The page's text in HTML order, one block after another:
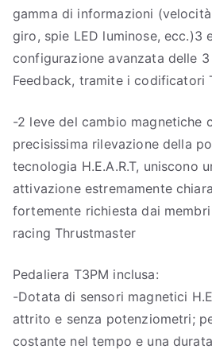
gamma di informazioni
giro, spie LED luminose, ecc.)3
configurazione avanzata delle
Feedback, tramite i codificatori
-2 leve del cambio magnetiche
precisissima rilevazione della
tecnologia H.E.A.R.T, uniscono
attivazione estremamente
fortemente richiesta dai
racing Thrustmaster
Pedaliera T3PM inclusa:
-Dotata di sensori magnetici
attrito e senza potenziometri;
costante nel tempo e una